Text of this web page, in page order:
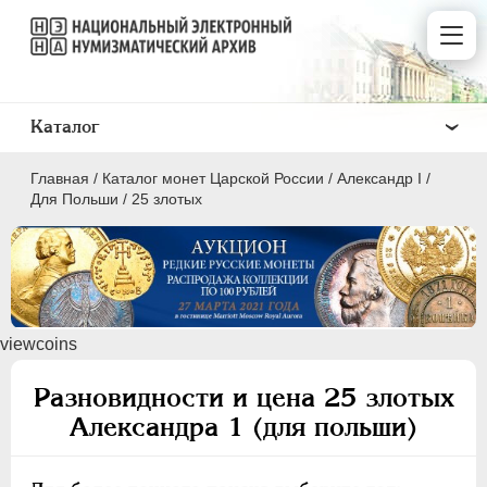
Главная / Каталог монет Царской России / Александр I /
Для Польши / 25 злотых
viewcoins
Разновидности и цена 25 злотых
Александра 1 (для польши)
Каталог
ПEТР I 1699 - 1725
ЕКАТЕРИНА I
АННА ИОАННОВНА 1730-1740
ИОАНН АНТОНОВИЧ 1740-1741